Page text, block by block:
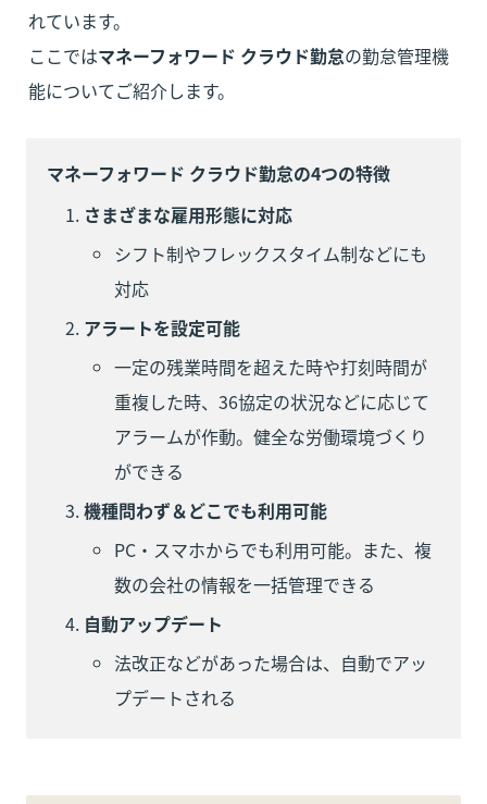
れています。
ここではマネーフォワード クラウド勤怠の勤怠管理機
能についてご紹介します。
マネーフォワード クラウド勤怠の4つの特徴
さまざまな雇用形態に対応
シフト制やフレックスタイム制などにも
対応
アラートを設定可能
一定の残業時間を超えた時や打刻時間が
重複した時、36協定の状況などに応じて
アラームが作動。健全な労働環境づくり
ができる
機種問わず＆どこでも利用可能
PC・スマホからでも利用可能。また、複
数の会社の情報を一括管理できる
自動アップデート
法改正などがあった場合は、自動でアッ
プデートされる